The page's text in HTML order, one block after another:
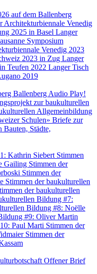
auf dem Ballenberg
Architekturbiennale Venedig
2025 in Basel Langer
Symposium
Venedig 2023
2023 in Zug Langer
Teufen 2022 Langer Tisch
2019
Ballenberg Audio Play!
zur baukulturellen
Allgemeinbildung
Schulen» Briefe zur
Bauten, Städte,
Kathrin Siebert Stimmen
Gailing Stimmen der
Stimmen der
Stimmen der baukulturellen
der baukulturellen
Bildung #7:
Bildung #8: Noëlle
#9: Oliver Martin
Paul Marti Stimmen der
Stimmen der
Offener Brief